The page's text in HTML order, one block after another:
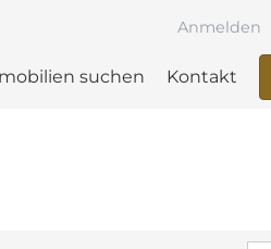
suchen Kontakt
Anmelden